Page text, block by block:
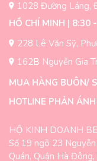
phẩm
1028 Đường Láng,
HỒ CHÍ MINH | 8:30
228 Lê Văn Sỹ,
162B Nguyễn Gia
MUA HÀNG BUÔN/
HOTLINE PHẢN
HỘ KINH DOANH
Số 19 ngõ 23
Quán, Quận Hà